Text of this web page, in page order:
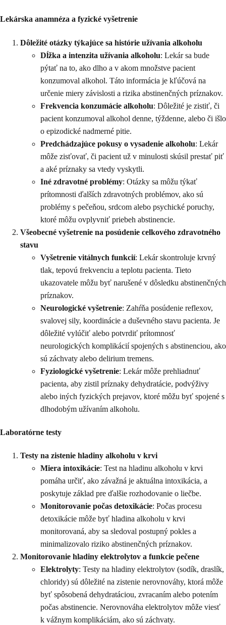
Lekárska anamnéza a fyzické vyšetrenie
Dôležité otázky týkajúce sa histórie užívania alkoholu
Dĺžka a intenzita užívania alkoholu: Lekár sa bude
pýtať na to, ako dlho a v akom množstve pacient
konzumoval alkohol. Táto informácia je kľúčová na
určenie miery závislosti a rizika abstinenčných príznakov.
Frekvencia konzumácie alkoholu: Dôležité je zistiť, či
pacient konzumoval alkohol denne, týždenne, alebo či išlo
o epizodické nadmerné pitie.
Predchádzajúce pokusy o vysadenie alkoholu: Lekár
môže zisťovať, či pacient už v minulosti skúsil prestať piť
a aké príznaky sa vtedy vyskytli.
Iné zdravotné problémy: Otázky sa môžu týkať
prítomnosti ďalších zdravotných problémov, ako sú
problémy s pečeňou, srdcom alebo psychické poruchy,
ktoré môžu ovplyvniť priebeh abstinencie.
Všeobecné vyšetrenie na posúdenie celkového zdravotného
stavu
Vyšetrenie vitálnych funkcií: Lekár skontroluje krvný
tlak, tepovú frekvenciu a teplotu pacienta. Tieto
ukazovatele môžu byť narušené v dôsledku abstinenčných
príznakov.
Neurologické vyšetrenie: Zahŕňa posúdenie reflexov,
svalovej sily, koordinácie a duševného stavu pacienta. Je
dôležité vylúčiť alebo potvrdiť prítomnosť
neurologických komplikácií spojených s abstinenciou, ako
sú záchvaty alebo delirium tremens.
Fyziologické vyšetrenie: Lekár môže prehliadnuť
pacienta, aby zistil príznaky dehydratácie, podvýživy
alebo iných fyzických prejavov, ktoré môžu byť spojené s
dlhodobým užívaním alkoholu.
Laboratórne testy
Testy na zistenie hladiny alkoholu v krvi
Miera intoxikácie: Test na hladinu alkoholu v krvi
pomáha určiť, ako závažná je aktuálna intoxikácia, a
poskytuje základ pre ďalšie rozhodovanie o liečbe.
Monitorovanie počas detoxikácie: Počas procesu
detoxikácie môže byť hladina alkoholu v krvi
monitorovaná, aby sa sledoval postupný pokles a
minimalizovalo riziko abstinenčných príznakov.
Monitorovanie hladiny elektrolytov a funkcie pečene
Elektrolyty: Testy na hladiny elektrolytov (sodík, draslík,
chloridy) sú dôležité na zistenie nerovnováhy, ktorá môže
byť spôsobená dehydratáciou, zvracaním alebo potením
počas abstinencie. Nerovnováha elektrolytov môže viesť
k vážnym komplikáciám, ako sú záchvaty.